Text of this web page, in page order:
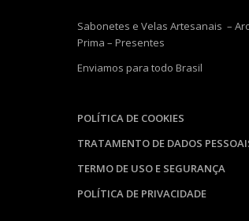
Sabonetes e Velas Artesanais –
Prima – Presentes
Enviamos para todo Brasil
POLÍTICA DE COOKIES
TRATAMENTO DE DADOS
TERMO DE USO E SEGURANÇA
POLÍTICA DE PRIVACIDADE